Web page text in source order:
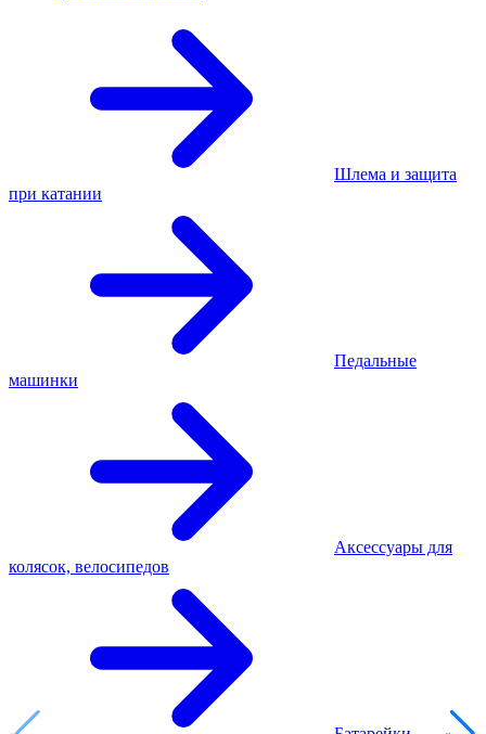
Шлема и защита
при катании
Педальные
машинки
Аксессуары для
колясок, велосипедов